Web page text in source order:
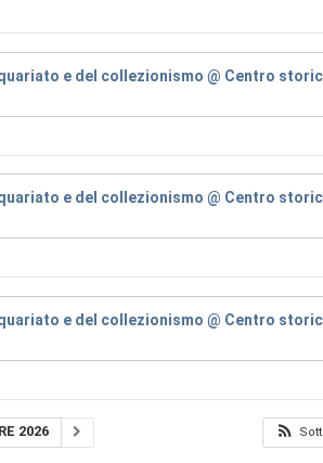
e del collezionismo @ Centro
e del collezionismo @ Centro
e del collezionismo @ Centro
2026